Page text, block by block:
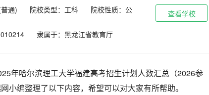
通) 院校类型：工科
院校性质：公
隶属于：黑龙江省教育厅
查看学校
年哈尔滨理工大学福建高考招生计划人数汇总（2026参
小编整理了以下内容，希望可以对大家有所帮助。